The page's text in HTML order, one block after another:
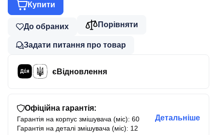
Купити
До обраних Порівняти
Задати питання про товар
єВідновлення
Офіційна гарантія:
Гарантія на корпус змішувача (міс): 60
Гарантія на деталі змішувача (міс): 12
Детальніше